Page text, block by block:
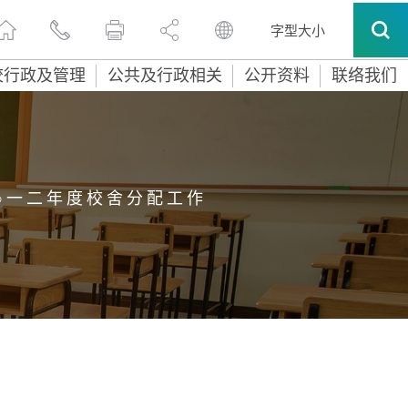
字型大小
政及管理 公共及行政相关 公开资料 联络我们
一 二 年 度 校 舍 分 配 工 作